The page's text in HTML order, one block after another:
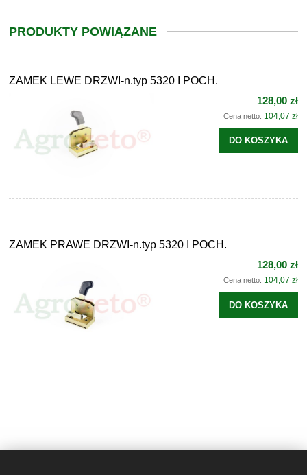
PRODUKTY POWIĄZANE
ZAMEK LEWE DRZWI-n.typ 5320 I POCH.
128,00 zł
Cena netto: 104,07 zł
DO KOSZYKA
ZAMEK PRAWE DRZWI-n.typ 5320 I POCH.
128,00 zł
Cena netto: 104,07 zł
DO KOSZYKA